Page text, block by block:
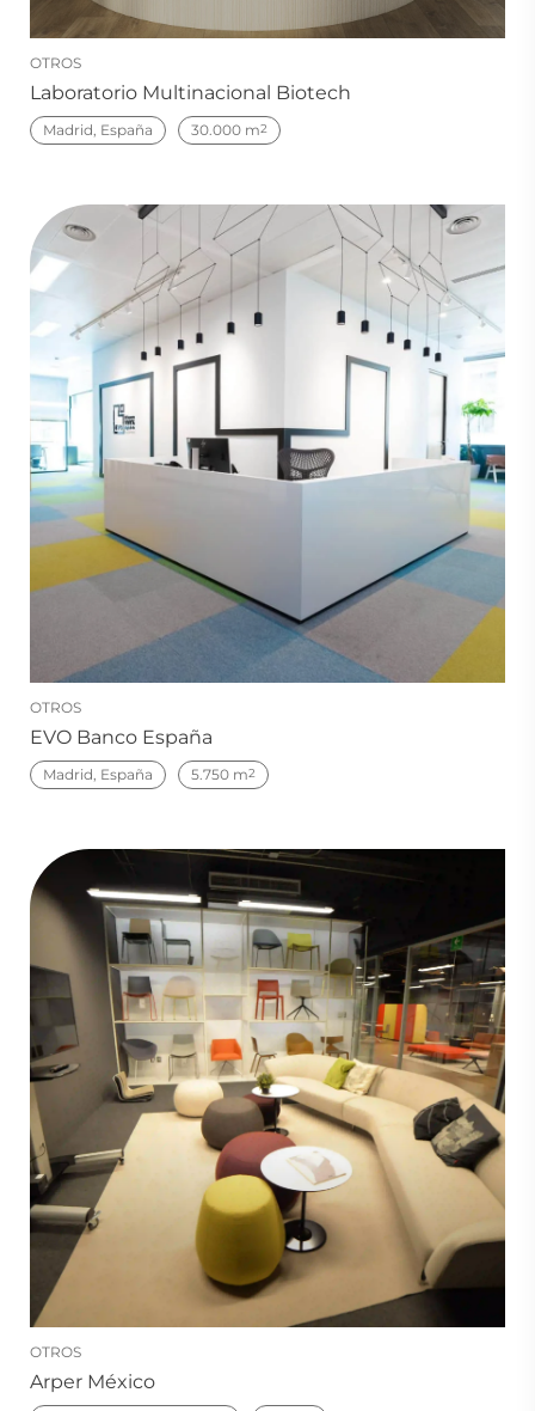
OTROS
Laboratorio Multinacional Biotech
Madrid, España 30.000 m2
OTROS
EVO Banco España
Madrid, España 5.750 m2
OTROS
Arper México